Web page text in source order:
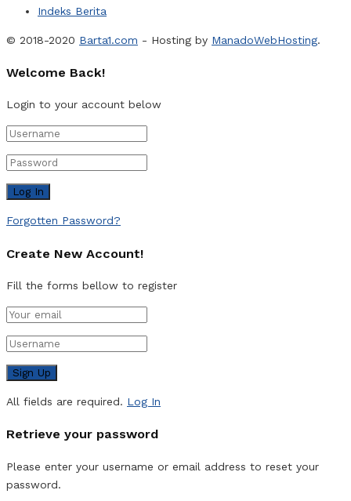
Indeks Berita
© 2018-2020 Barta1.com - Hosting by ManadoWebHosting.
Welcome Back!
Login to your account below
Forgotten Password?
Create New Account!
Fill the forms bellow to register
All fields are required. Log In
Retrieve your password
Please enter your username or email address to reset your
password.